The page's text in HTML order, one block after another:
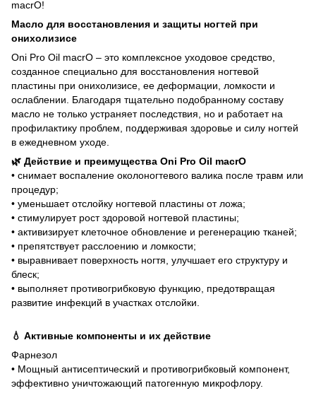
macrO!
Масло для восстановления и защиты ногтей при
онихолизисе
Oni Pro Oil macrO – это комплексное уходовое средство,
созданное специально для восстановления ногтевой
пластины при онихолизисе, ее деформации, ломкости и
ослаблении. Благодаря тщательно подобранному составу
масло не только устраняет последствия, но и работает на
профилактику проблем, поддерживая здоровье и силу ногтей
в ежедневном уходе.
🌿 Действие и преимущества Oni Pro Oil macrO
• снимает воспаление околоногтевого валика после травм или
процедур;
• уменьшает отслойку ногтевой пластины от ложа;
• стимулирует рост здоровой ногтевой пластины;
• активизирует клеточное обновление и регенерацию тканей;
• препятствует расслоению и ломкости;
• выравнивает поверхность ногтя, улучшает его структуру и
блеск;
• выполняет противогрибковую функцию, предотвращая
развитие инфекций в участках отслойки.
💧 Активные компоненты и их действие
Фарнезол
• Мощный антисептический и противогрибковый компонент,
эффективно уничтожающий патогенную микрофлору.